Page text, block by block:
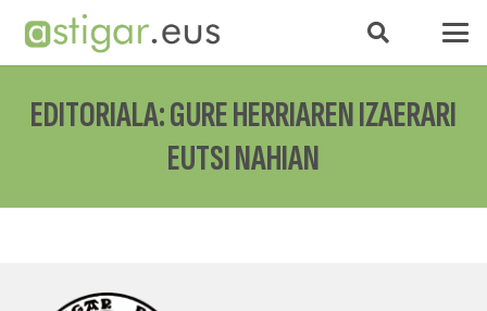
EDITORIALA: GURE HERRIAREN IZAERARI
EUTSI NAHIAN